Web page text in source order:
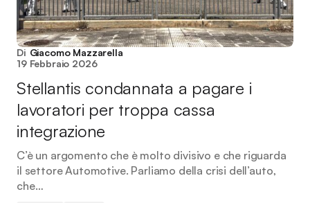
Di Giacomo Mazzarella
19 Febbraio 2026
Stellantis condannata a pagare i
lavoratori per troppa cassa
integrazione
C’è un argomento che è molto divisivo e che riguarda
il settore Automotive. Parliamo della crisi dell’auto,
che…